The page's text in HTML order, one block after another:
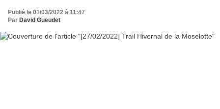
Publié le 01/03/2022 à 11:47
Par David Gueudet